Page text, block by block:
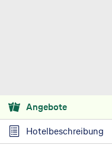
Angebote
Hotelbeschreibung